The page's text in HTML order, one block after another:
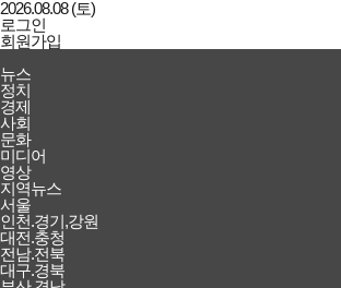
2026.08.08 (토)
로그인
회원가입
전체메뉴
열기/
닫기
뉴스
정치
경제
사회
문화
미디어
영상
지역뉴스
서울
인천.경기,강원
대전.충청
전남.전북
대구.경북